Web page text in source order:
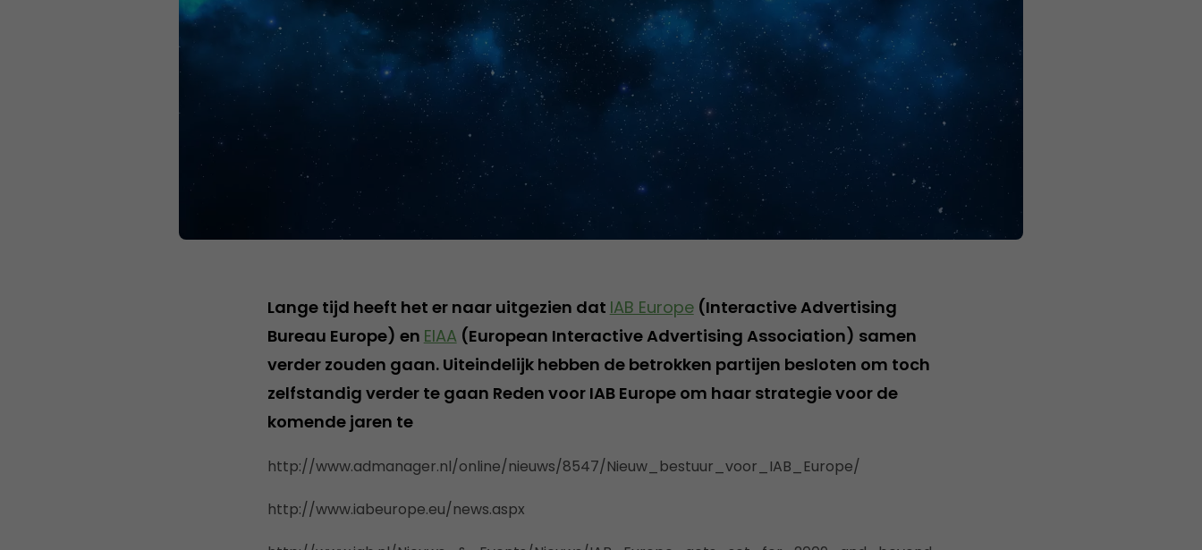
Lange tijd heeft het er naar uitgezien dat IAB Europe(Interactive Advertising
Bureau Europe) en EIAA(European Interactive Advertising Association) samen
verder zouden gaan. Uiteindelijk hebben de betrokken partijen besloten om toch
zelfstandig verder te gaan Reden voor IAB Europe om haar strategie voor de
komende jaren te
http://www.admanager.nl/online/nieuws/8547/Nieuw_bestuur_voor_IAB_Europe/
http://www.iabeurope.eu/news.aspx